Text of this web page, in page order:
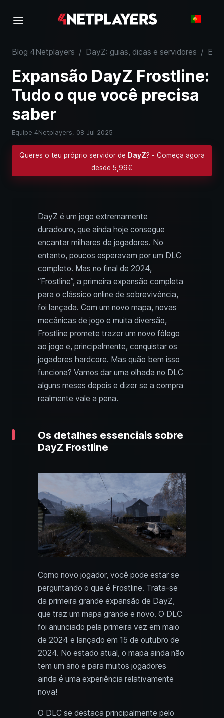
Blog 4Netplayers / DayZ: guias, dicas e servidores /
Expansão DayZ Frostline:
Tudo o que você precisa
saber
Equipe 4Netplayers, 08 Jul 2025
Queres o teu próprio servidor de DayZ? - Começa agora
desde 5,99€
DayZ é um jogo extremamente
duradouro, que ainda hoje consegue
encantar milhares de jogadores. No
entanto, poucos esperavam por um DLC
completo. Mas no final de 2024,
“Frostline”, a primeira expansão completa
para o clássico online de sobrevivência,
foi lançada. Com um novo mapa, novas
mecânicas de jogo e muita diversão,
Frostline promete trazer um novo fôlego
ao jogo e, principalmente, conquistar os
jogadores hardcore. Mas quão bem isso
funciona? Vamos dar uma olhada no DLC
alguns meses depois e dizer se a compra
realmente vale a pena.
Os detalhes essenciais sobre
DayZ Frostline
Como novo jogador, você pode estar se
perguntando o que é Frostline. Trata-se
da primeira grande expansão de DayZ,
que traz um mapa grande e novo. O DLC
foi anunciado pela primeira vez em maio
de 2024 e lançado em 15 de outubro de
2024. No estado atual, o mapa ainda não
tem um ano e para muitos jogadores
ainda é uma experiência relativamente
nova!
O DLC se destaca principalmente pelo